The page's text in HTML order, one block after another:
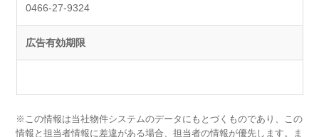
0466-27-9324
広告有効期限
※この情報は当社物件システムのデータにもとづくものであり、この
情報と担当者情報に差違がある場合、担当者の情報が優先します。ま